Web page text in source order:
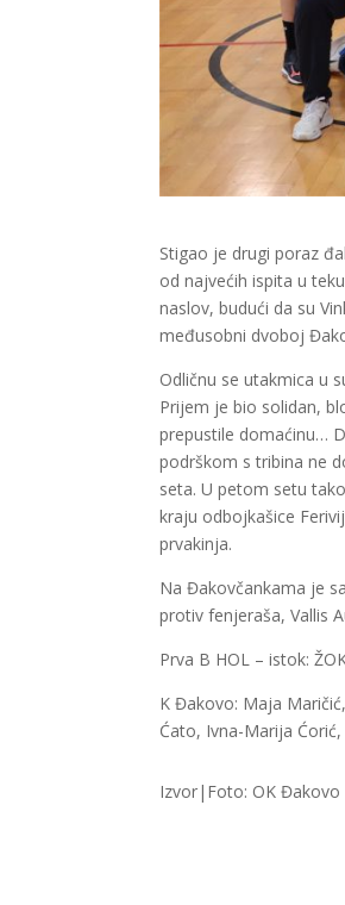
Stigao je drugi poraz
od najvećih ispita u
naslov, budući da su
međusobni dvoboj
Odličnu se utakmica u
Prijem je bio solidan,
prepustile domaćinu…
podrškom s tribina ne
seta. U petom setu
kraju odbojkašice
prvakinja.
Na Đakovčankama je
protiv fenjeraša, Vallis
Prva B HOL – istok:
K Đakovo: Maja
Ćato, Ivna-Marija
Izvor|Foto: OK Đakovo